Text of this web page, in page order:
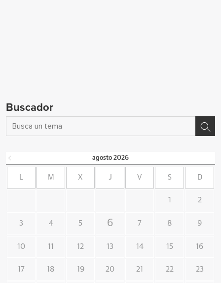
Buscador
agosto 2026
L M X J V S D
1 2
3 4 5 6 7 8 9
10 11 12 13 14 15 16
17 18 19 20 21 22 23